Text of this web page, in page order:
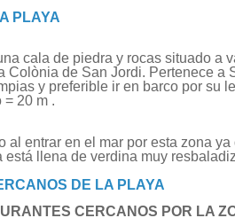
PLAYA
cala de piedra y rocas situado a
Colònia de San Jordi. Pertenece a
y preferible ir en barco por su
= 20 m .
al entrar en el mar por esta zona ya
está llena de verdina muy
DE LA PLAYA
CERCANOS POR LA